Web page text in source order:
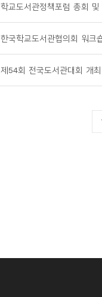
학교도서관정책포럼 총회
한국학교도서관협의회 워
제54회 전국도서관대회 개